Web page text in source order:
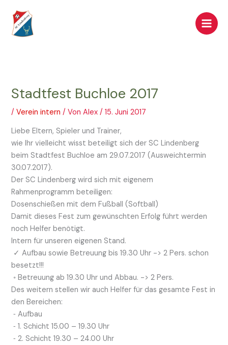
Inhalt
springen
Stadtfest Buchloe 2017
/Verein intern / VonAlex/15. Juni 2017
Liebe Eltern, Spieler und Trainer,
wie Ihr vielleicht wisst beteiligt sich der SC Lindenberg
beim Stadtfest Buchloe am 29.07.2017 (Ausweichtermin
30.07.2017).
Der SC Lindenberg wird sich mit eigenem
Rahmenprogramm beteiligen:
Dosenschießen mit dem Fußball (Softball)
Damit dieses Fest zum gewünschten Erfolg führt werden
noch Helfer benötigt.
Intern für unseren eigenen Stand.
✓ Aufbau sowie Betreuung bis 19.30 Uhr -> 2 Pers. schon
besetzt!!!
◦ Betreuung ab 19.30 Uhr und Abbau. -> 2 Pers.
Des weitern stellen wir auch Helfer für das gesamte Fest in
den Bereichen:
⁃ Aufbau
⁃ 1. Schicht 15.00 – 19.30 Uhr
⁃ 2. Schicht 19.30 – 24.00 Uhr